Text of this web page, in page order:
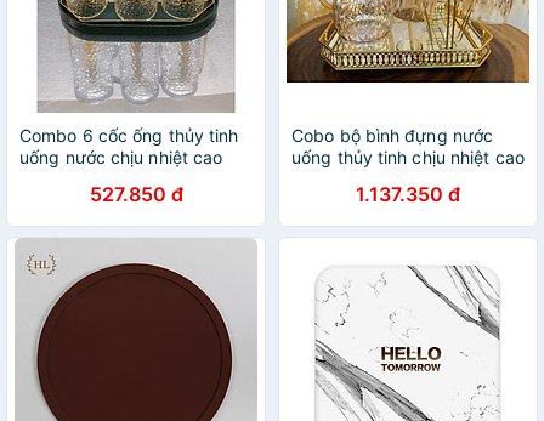
Combo 6 cốc ống thủy tinh
uống nước chịu nhiệt cao
có khay hứng nước ngọng
vàng
527.850 đ
Cobo bộ bình đựng nước
uống thủy tinh chịu nhiệt cao
cốc màu vàng Gold sang
trọng
1.137.350 đ